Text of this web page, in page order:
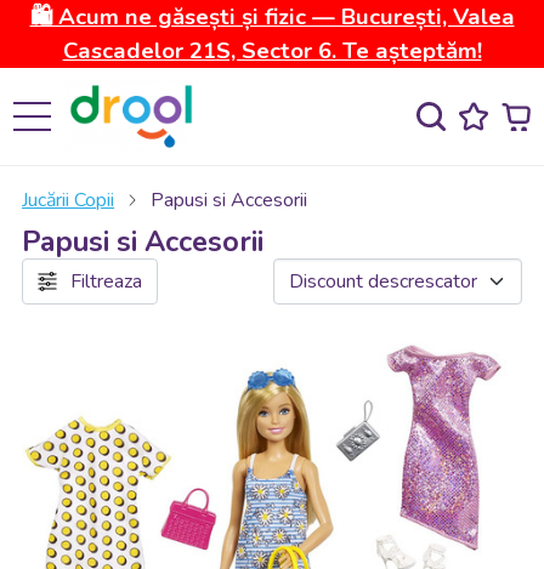
🛍️ Acum ne găsești și fizic — București, Valea
Cascadelor 21S, Sector 6. Te așteptăm!
Jucării Copii Papusi si Accesorii
Papusi si Accesorii
Filtreaza